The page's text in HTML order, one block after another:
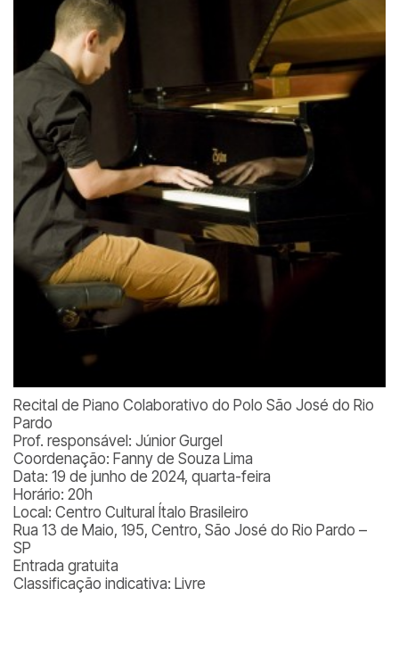
Recital de Piano Colaborativo do Polo São José do Rio
Pardo
Prof. responsável: Júnior Gurgel
Coordenação: Fanny de Souza Lima
Data: 19 de junho de 2024, quarta-feira
Horário: 20h
Local: Centro Cultural Ítalo Brasileiro
Rua 13 de Maio, 195, Centro, São José do Rio Pardo –
SP
Entrada gratuita
Classificação indicativa: Livre